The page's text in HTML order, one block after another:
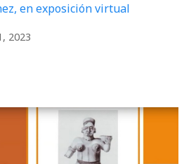
en exposición virtual
2023